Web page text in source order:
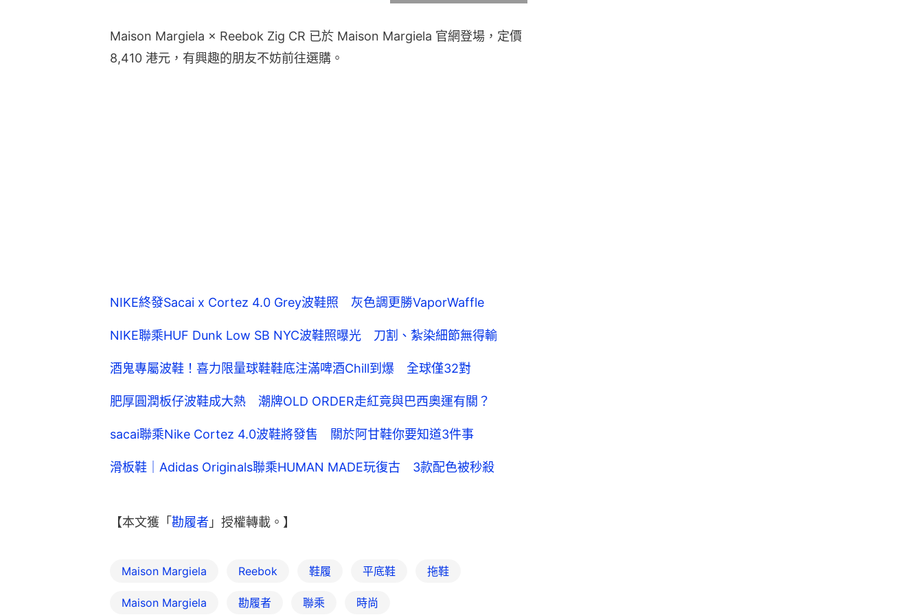
Maison Margiela × Reebok Zig CR 已於 Maison Margiela 官網登場，定價
8,410 港元，有興趣的朋友不妨前往選購。
NIKE終發Sacai x Cortez 4.0 Grey波鞋照 灰色調更勝VaporWaffle
NIKE聯乘HUF Dunk Low SB NYC波鞋照曝光 刀割、紮染細節無得輸
酒鬼專屬波鞋！喜力限量球鞋鞋底注滿啤酒Chill到爆 全球僅32對
肥厚圓潤板仔波鞋成大熱 潮牌OLD ORDER走紅竟與巴西奧運有關？
sacai聯乘Nike Cortez 4.0波鞋將發售 關於阿甘鞋你要知道3件事
滑板鞋｜Adidas Originals聯乘HUMAN MADE玩復古 3款配色被秒殺
【本文獲「 勘履者 」授權轉載。】
Maison Margiela Reebok 鞋履 平底鞋 拖鞋
Maison Margiela 勘履者 聯乘 時尚